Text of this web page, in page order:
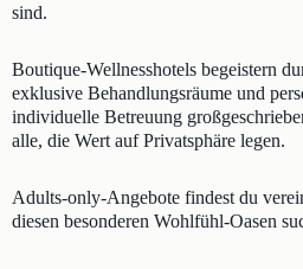
sind.
Boutique-Wellnesshotels begeistern
exklusive Behandlungsräume und
individuelle Betreuung
alle, die Wert auf Privatsphäre legen.
Adults-only-Angebote findest du
diesen besonderen Wohlfühl-Oasen